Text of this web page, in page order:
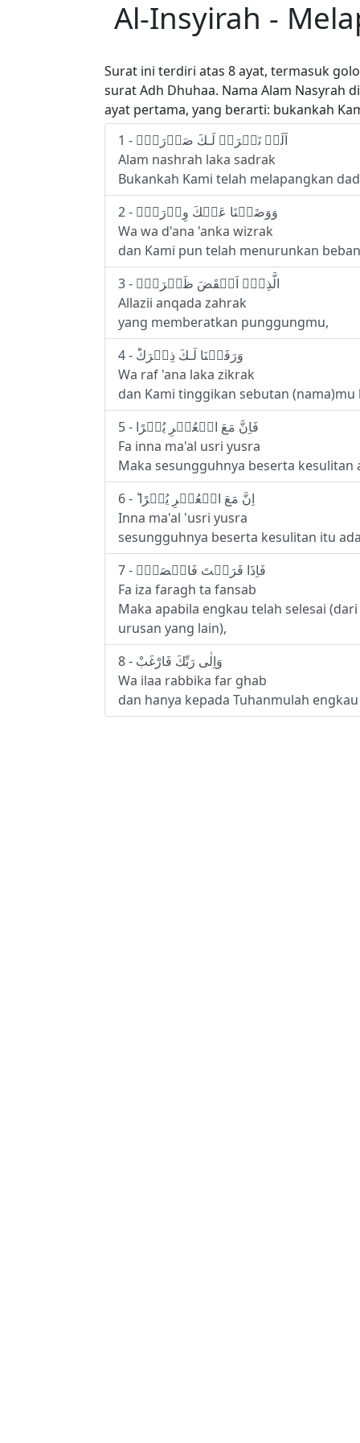
Al-Insyirah -
Surat ini terdiri atas 8 ayat, termasuk
surat Adh Dhuhaa. Nama Alam Nasyrah
ayat pertama, yang berarti: bukankah
Alam nashrah laka sadrak
Bukankah Kami telah melapangkan
Wa wa d'ana 'anka wizrak
dan Kami pun telah menurunkan
Allazii anqada zahrak
yang memberatkan punggungmu,
Wa raf 'ana laka zikrak
dan Kami tinggikan sebutan (nama)mu
Fa inna ma'al usri yusra
Maka sesungguhnya beserta kesulitan
Inna ma'al 'usri yusra
sesungguhnya beserta kesulitan itu
Fa iza faragh ta fansab
Maka apabila engkau telah selesai
urusan yang lain),
Wa ilaa rabbika far ghab
dan hanya kepada Tuhanmulah